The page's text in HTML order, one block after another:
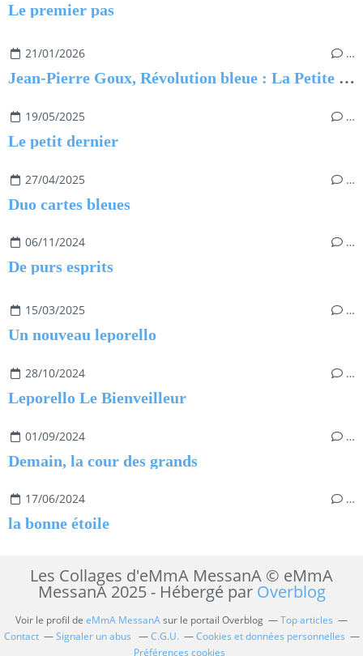
Le premier pas
21/01/2026 …
Jean-Pierre Goux, Révolution bleue : La Petite Princesse
19/05/2025 …
Le petit dernier
27/04/2025 …
Duo cartes bleues
06/11/2024 …
De purs esprits
15/03/2025 …
Un nouveau leporello
28/10/2024 …
Leporello Le Bienveilleur
01/09/2024 …
Demain, la cour des grands
17/06/2024 …
la bonne étoile
Les Collages d'eMmA MessanA © eMmA
MessanA 2025 - Hébergé par Overblog
Voir le profil de eMmA MessanAsur le portail Overblog
Top articles
Contact
Signaler un abus C.G.U.
Cookies et données personnelles
Préférences cookies